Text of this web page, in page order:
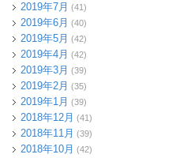
2019年7月 (41)
2019年6月 (40)
2019年5月 (42)
2019年4月 (42)
2019年3月 (39)
2019年2月 (35)
2019年1月 (39)
2018年12月 (41)
2018年11月 (39)
2018年10月 (42)